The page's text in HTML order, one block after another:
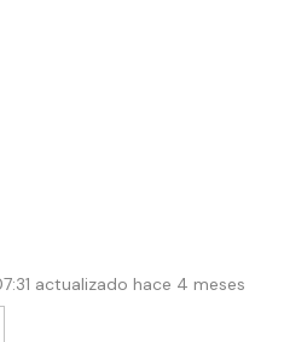
actualizado hace 4 meses